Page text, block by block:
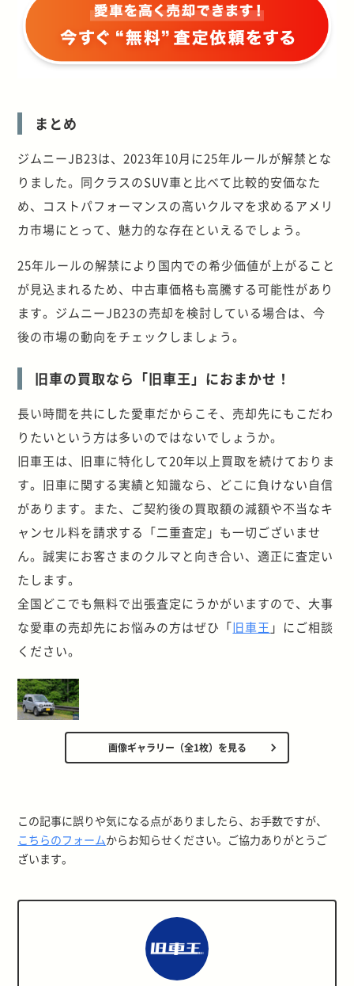
まとめ
ジムニーJB23は、2023年10月に25年ルールが解禁とな
りました。同クラスのSUV車と比べて比較的安価なた
め、コストパフォーマンスの高いクルマを求めるアメリ
カ市場にとって、魅力的な存在といえるでしょう。
25年ルールの解禁により国内での希少価値が上がること
が見込まれるため、中古車価格も高騰する可能性があり
ます。ジムニーJB23の売却を検討している場合は、今
後の市場の動向をチェックしましょう。
旧車の買取なら「旧車王」におまかせ！
長い時間を共にした愛車だからこそ、売却先にもこだわ
りたいという方は多いのではないでしょうか。
旧車王は、旧車に特化して20年以上買取を続けておりま
す。旧車に関する実績と知識なら、どこに負けない自信
があります。また、ご契約後の買取額の減額や不当なキ
ャンセル料を請求する「二重査定」も一切ございませ
ん。誠実にお客さまのクルマと向き合い、適正に査定い
たします。
全国どこでも無料で出張査定にうかがいますので、大事
な愛車の売却先にお悩みの方はぜひ「旧車王 」にご相談
ください。
画像ギャラリー（全1枚）を見る
この記事に誤りや気になる点がありましたら、お手数ですが、
こちらのフォームからお知らせください。ご協力ありがとうご
ざいます。